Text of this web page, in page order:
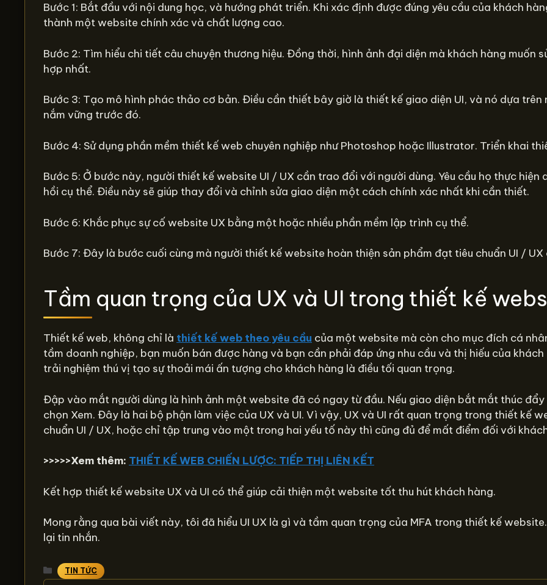
Bước 1: Bắt đầu với nội dung học, và hướng phát triển. Khi xác định được đúng yêu cầu của khách
thành một website chính xác và chất lượng cao.
Bước 2: Tìm hiểu chi tiết câu chuyện thương hiệu. Đồng thời, hình ảnh đại diện mà khách hàng muốn
hợp nhất.
Bước 3: Tạo mô hình phác thảo cơ bản. Điều cần thiết bây giờ là thiết kế giao diện UI, và nó dựa
nắm vững trước đó.
Bước 4: Sử dụng phần mềm thiết kế web chuyên nghiệp như Photoshop hoặc Illustrator. Triển khai
Bước 5: Ở bước này, người thiết kế website UI / UX cần trao đổi với người dùng. Yêu cầu họ thực
hồi cụ thể. Điều này sẽ giúp thay đổi và chỉnh sửa giao diện một cách chính xác nhất khi cần thiết.
Bước 6: Khắc phục sự cố website UX bằng một hoặc nhiều phần mềm lập trình cụ thể.
Bước 7: Đây là bước cuối cùng mà người thiết kế website hoàn thiện sản phẩm đạt tiêu chuẩn UI /
Tầm quan trọng của UX và UI trong thiết kế
Thiết kế web, không chỉ là thiết kế web theo yêu cầu của một website mà còn cho mục đích cá
tầm doanh nghiệp, bạn muốn bán được hàng và bạn cần phải đáp ứng nhu cầu và thị hiếu của
trải nghiệm thú vị tạo sự thoải mái ấn tượng cho khách hàng là điều tối quan trọng.
Đập vào mắt người dùng là hình ảnh một website đã có ngay từ đầu. Nếu giao diện bắt mắt thúc
chọn Xem. Đây là hai bộ phận làm việc của UX và UI. Vì vậy, UX và UI rất quan trọng trong thiết kế
chuẩn UI / UX, hoặc chỉ tập trung vào một trong hai yếu tố này thì cũng đủ để mất điểm đối với
>>>>>Xem thêm: THIẾT KẾ WEB CHIẾN LƯỢC: TIẾP THỊ LIÊN KẾT
Kết hợp thiết kế website UX và UI có thể giúp cải thiện một website tốt thu hút khách hàng.
Mong rằng qua bài viết này, tôi đã hiểu UI UX là gì và tầm quan trọng của MFA trong thiết kế
lại tin nhắn.
Danh
mục
TIN TỨC